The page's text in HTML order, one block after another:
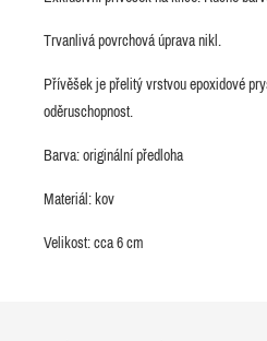
Trvanlivá povrchová úprava nikl.
Přívěšek je přelitý vrstvou epoxidové
oděruschopnost.
Barva: originální předloha
Materiál: kov
Velikost: cca 6 cm